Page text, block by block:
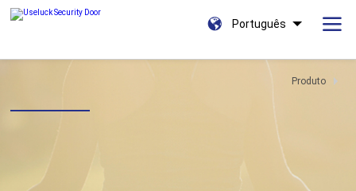
Português
Produto